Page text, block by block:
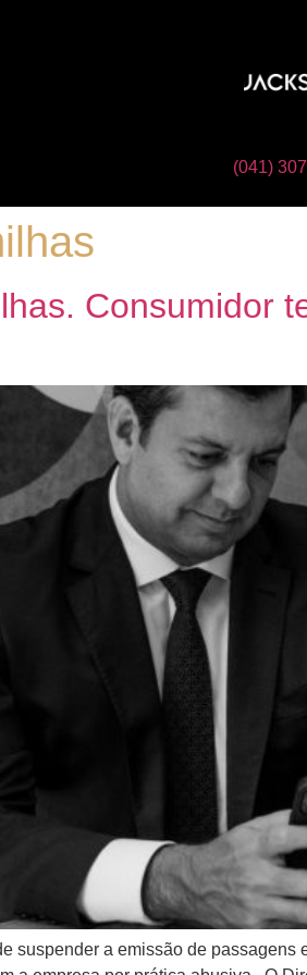
(041)
Consumidor
suspender a emissão de